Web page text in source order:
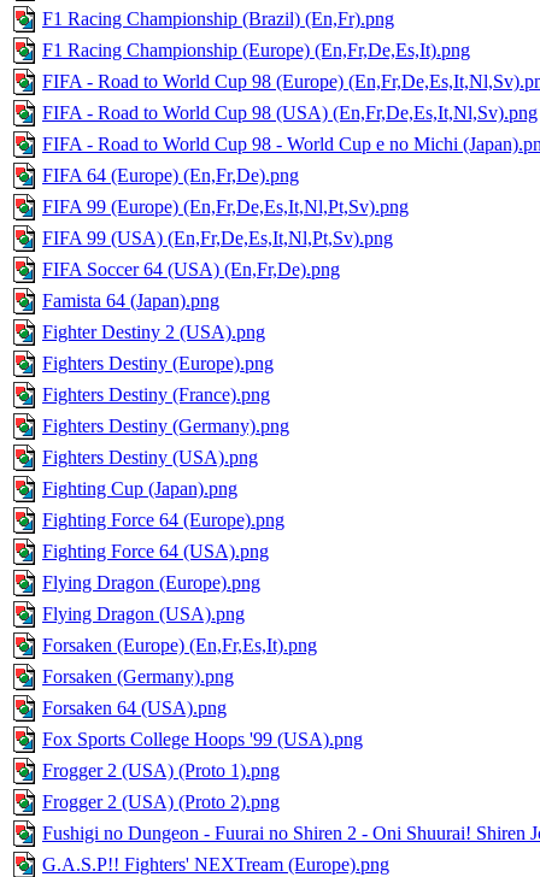
F1 Racing Championship (Brazil) (En,Fr).png
F1 Racing Championship (Europe) (En,Fr,De,Es,It).png
FIFA - Road to World Cup 98 (Europe)
FIFA - Road to World Cup 98 (USA) (En,Fr,De,Es,It,Nl,Sv).png
FIFA - Road to World Cup 98 - World Cup e no Michi
FIFA 64 (Europe) (En,Fr,De).png
FIFA 99 (Europe) (En,Fr,De,Es,It,Nl,Pt,Sv).png
FIFA 99 (USA) (En,Fr,De,Es,It,Nl,Pt,Sv).png
FIFA Soccer 64 (USA) (En,Fr,De).png
Famista 64 (Japan).png
Fighter Destiny 2 (USA).png
Fighters Destiny (Europe).png
Fighters Destiny (France).png
Fighters Destiny (Germany).png
Fighters Destiny (USA).png
Fighting Cup (Japan).png
Fighting Force 64 (Europe).png
Fighting Force 64 (USA).png
Flying Dragon (Europe).png
Flying Dragon (USA).png
Forsaken (Europe) (En,Fr,Es,It).png
Forsaken (Germany).png
Forsaken 64 (USA).png
Fox Sports College Hoops '99 (USA).png
Frogger 2 (USA) (Proto 1).png
Frogger 2 (USA) (Proto 2).png
Fushigi no Dungeon - Fuurai no Shiren 2 - Oni Shuurai! Shiren
G.A.S.P!! Fighters' NEXTream (Europe).png